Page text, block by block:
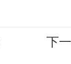
下